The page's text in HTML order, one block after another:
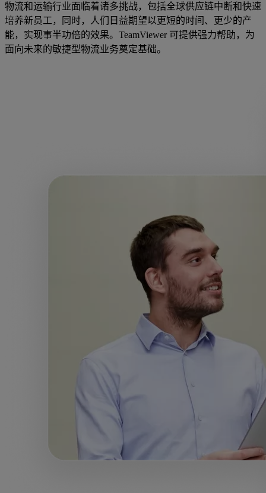
物流和运输行业面临着诸多挑战，包括全球供应链中断和快速
培养新员工，同时，人们日益期望以更短的时间、更少的产
能，实现事半功倍的效果。TeamViewer 可提供强力帮助，为
面向未来的敏捷型物流业务奠定基础。